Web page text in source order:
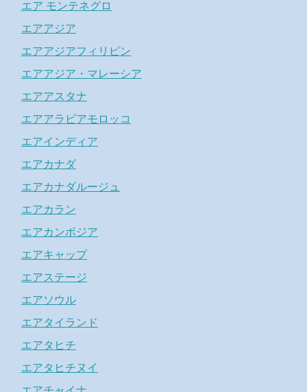
エア モンテネグロ
エアアジア
エアアジアフィリピン
エアアジア・マレーシア
エアアスタナ
エアアラビアモロッコ
エアインディア
エアカナダ
エアカナダルージュ
エアカラン
エアカンボジア
エアキャップ
エアステージ
エアソウル
エアタイランド
エアタヒチ
エアタヒチヌイ